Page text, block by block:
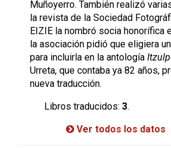
Muñoyerro. También realizó
la revista de la Sociedad
EIZIE la nombró socia honorífica
la asociación pidió que eligiera
para incluirla en la antología
Urreta, que contaba ya 82 años,
nueva traducción.
Libros traducidos: 3.
Ver todos los datos